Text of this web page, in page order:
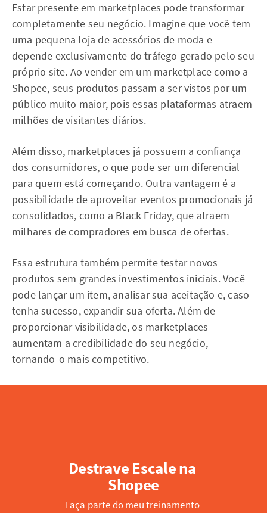
Estar presente em marketplaces pode transformar
completamente seu negócio. Imagine que você tem
uma pequena loja de acessórios de moda e
depende exclusivamente do tráfego gerado pelo seu
próprio site. Ao vender em um marketplace como a
Shopee, seus produtos passam a ser vistos por um
público muito maior, pois essas plataformas atraem
milhões de visitantes diários.
Além disso, marketplaces já possuem a confiança
dos consumidores, o que pode ser um diferencial
para quem está começando. Outra vantagem é a
possibilidade de aproveitar eventos promocionais já
consolidados, como a Black Friday, que atraem
milhares de compradores em busca de ofertas.
Essa estrutura também permite testar novos
produtos sem grandes investimentos iniciais. Você
pode lançar um item, analisar sua aceitação e, caso
tenha sucesso, expandir sua oferta. Além de
proporcionar visibilidade, os marketplaces
aumentam a credibilidade do seu negócio,
tornando-o mais competitivo.
Destrave Escale na
Shopee
Faça parte do meu treinamento